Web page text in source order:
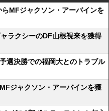
MFジャクソン・アーバインを
ラクシーのDF山根視来を獲得
選決勝での福岡大とのトラブル
ジャクソン・アーバインを獲